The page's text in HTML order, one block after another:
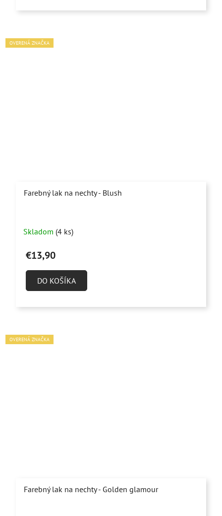
OVERENÁ ZNAČKA
Farebný lak na nechty - Blush
Skladom (4 ks)
€13,90
DO KOŠÍKA
OVERENÁ ZNAČKA
Farebný lak na nechty - Golden glamour